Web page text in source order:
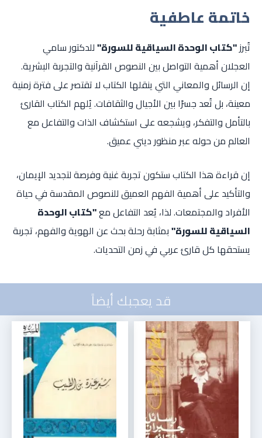
خاتمة عاطفية
تُبرز"كتاب الوحدة السياقية للسورة"للدكتور سامي
العجلان أهمية التواصل بين النصوص القرآنية والتجربة البشرية.
إن الرسائل والمعاني التي ينقلها الكتاب لا تقتصر على فترة زمنية
معينة، بل تُعد جسرًا بين الأجيال والثقافات. يُلهم الكتاب القارئ
بالتأمل والتفكر، ويشجعه على استكشاف الذات والتفاعل مع
العالم من حوله عبر منظور ديني عميق.
إن قراءة هذا الكتاب ستكون تجربة غنية وفرصة لتجديد الإيمان،
والتأكيد على أهمية الفهم العميق للنصوص المقدسة في حياة
الأفراد والمجتمعات. لذا، يُعد التفاعل مع"كتاب الوحدة
السياقية للسورة"بمثابة رحلة بحث عن الهوية والفهم، تجربة
يستحقها كل قارئ عربي في زمن التحديات.
قد يعجبك أيضاً